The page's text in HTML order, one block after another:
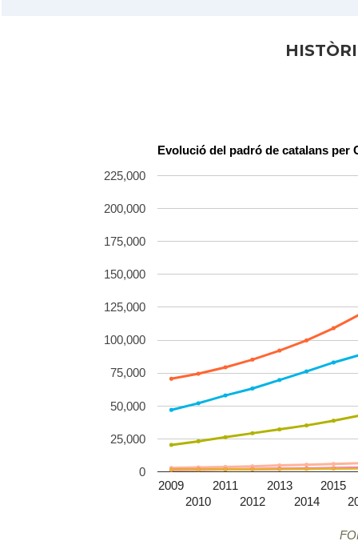
Evolució del padró de catalans per
2009
2010
2011
2012
2013
2014
2015
0
25,000
50,000
75,000
100,000
125,000
150,000
175,000
200,000
225,000